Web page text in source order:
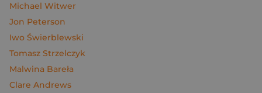
Michael Witwer
Jon Peterson
Iwo Świerblewski
Tomasz Strzelczyk
Malwina Bareła
Clare Andrews